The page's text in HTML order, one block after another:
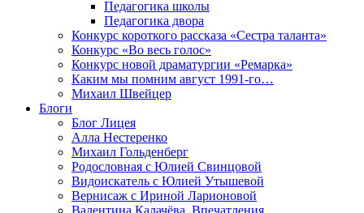
Педагогика школы
Педагогика двора
Конкурс короткого рассказа «Сестра таланта»
Конкурс «Во весь голос»
Конкурс новой драматургии «Ремарка»
Каким мы помним август 1991-го…
Михаил Швейцер
Блоги
Блог Лицея
Алла Нестеренко
Михаил Гольденберг
Родословная с Юлией Свинцовой
Видоискатель с Юлией Утышевой
Вернисаж с Ириной Ларионовой